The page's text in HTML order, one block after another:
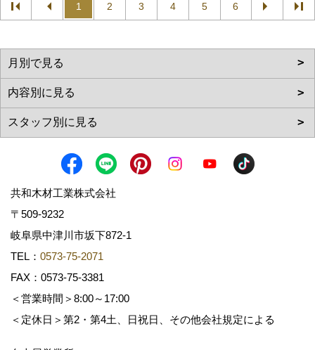
1 2 3 4 5 6
共和木材工業株式会社
〒509-9232
岐阜県中津川市坂下872‐1
TEL： 0573-75-2071
FAX：0573-75-3381
＜営業時間＞8:00～17:00
＜定休日＞第2・第4土、日祝日、その他会社規定による